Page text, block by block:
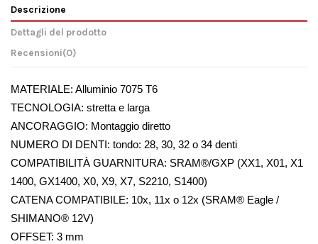
Descrizione
Dettagli del prodotto
Recensioni(0)
MATERIALE: Alluminio 7075 T6
TECNOLOGIA: stretta e larga
ANCORAGGIO: Montaggio diretto
NUMERO DI DENTI: tondo: 28, 30, 32 o 34 denti
COMPATIBILITÀ GUARNITURA: SRAM®/GXP (XX1, X01, X1
1400, GX1400, X0, X9, X7, S2210, S1400)
CATENA COMPATIBILE: 10x, 11x o 12x (SRAM® Eagle /
SHIMANO® 12V)
OFFSET: 3 mm